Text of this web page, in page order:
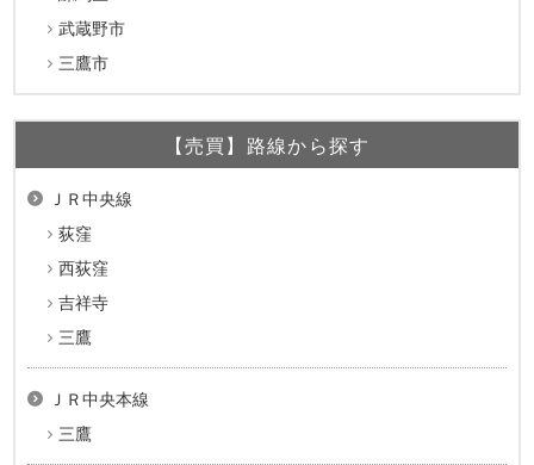
武蔵野市
三鷹市
【売買】路線から探す
ＪＲ中央線
荻窪
西荻窪
吉祥寺
三鷹
ＪＲ中央本線
三鷹